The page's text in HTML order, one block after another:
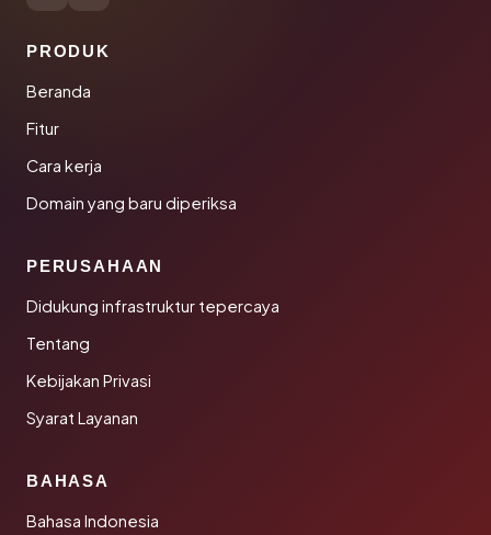
PRODUK
Beranda
Fitur
Cara kerja
Domain yang baru diperiksa
PERUSAHAAN
Didukung infrastruktur tepercaya
Tentang
Kebijakan Privasi
Syarat Layanan
BAHASA
Bahasa Indonesia